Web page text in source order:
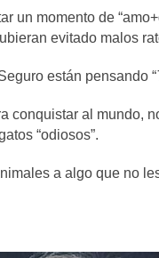
un momento de
evitado malos
están pensando “
conquistar al mundo,
“odiosos”.
a algo que no